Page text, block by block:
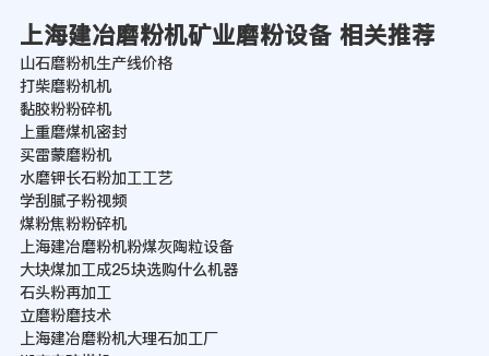
上海建冶磨粉机矿业磨粉设备 相关推荐
山石磨粉机生产线价格
打柴磨粉机机
黏胶粉粉碎机
上重磨煤机密封
买雷蒙磨粉机
水磨钾长石粉加工工艺
学刮腻子粉视频
煤粉焦粉粉碎机
上海建冶磨粉机粉煤灰陶粒设备
大块煤加工成25块选购什么机器
石头粉再加工
立磨粉磨技术
上海建冶磨粉机大理石加工厂